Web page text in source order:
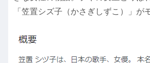
「笠置シズ子（かさぎしずこ）」が